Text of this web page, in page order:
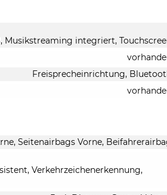
Musikstreaming integriert,
Freisprecheinrichtung,
Seitenairbags Vorne,
Verkehrzeichenerkennung,